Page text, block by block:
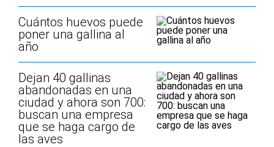
Cuántos huevos puede
poner una gallina al
año
Dejan 40 gallinas
abandonadas en una
ciudad y ahora son 700:
buscan una empresa
que se haga cargo de
las aves